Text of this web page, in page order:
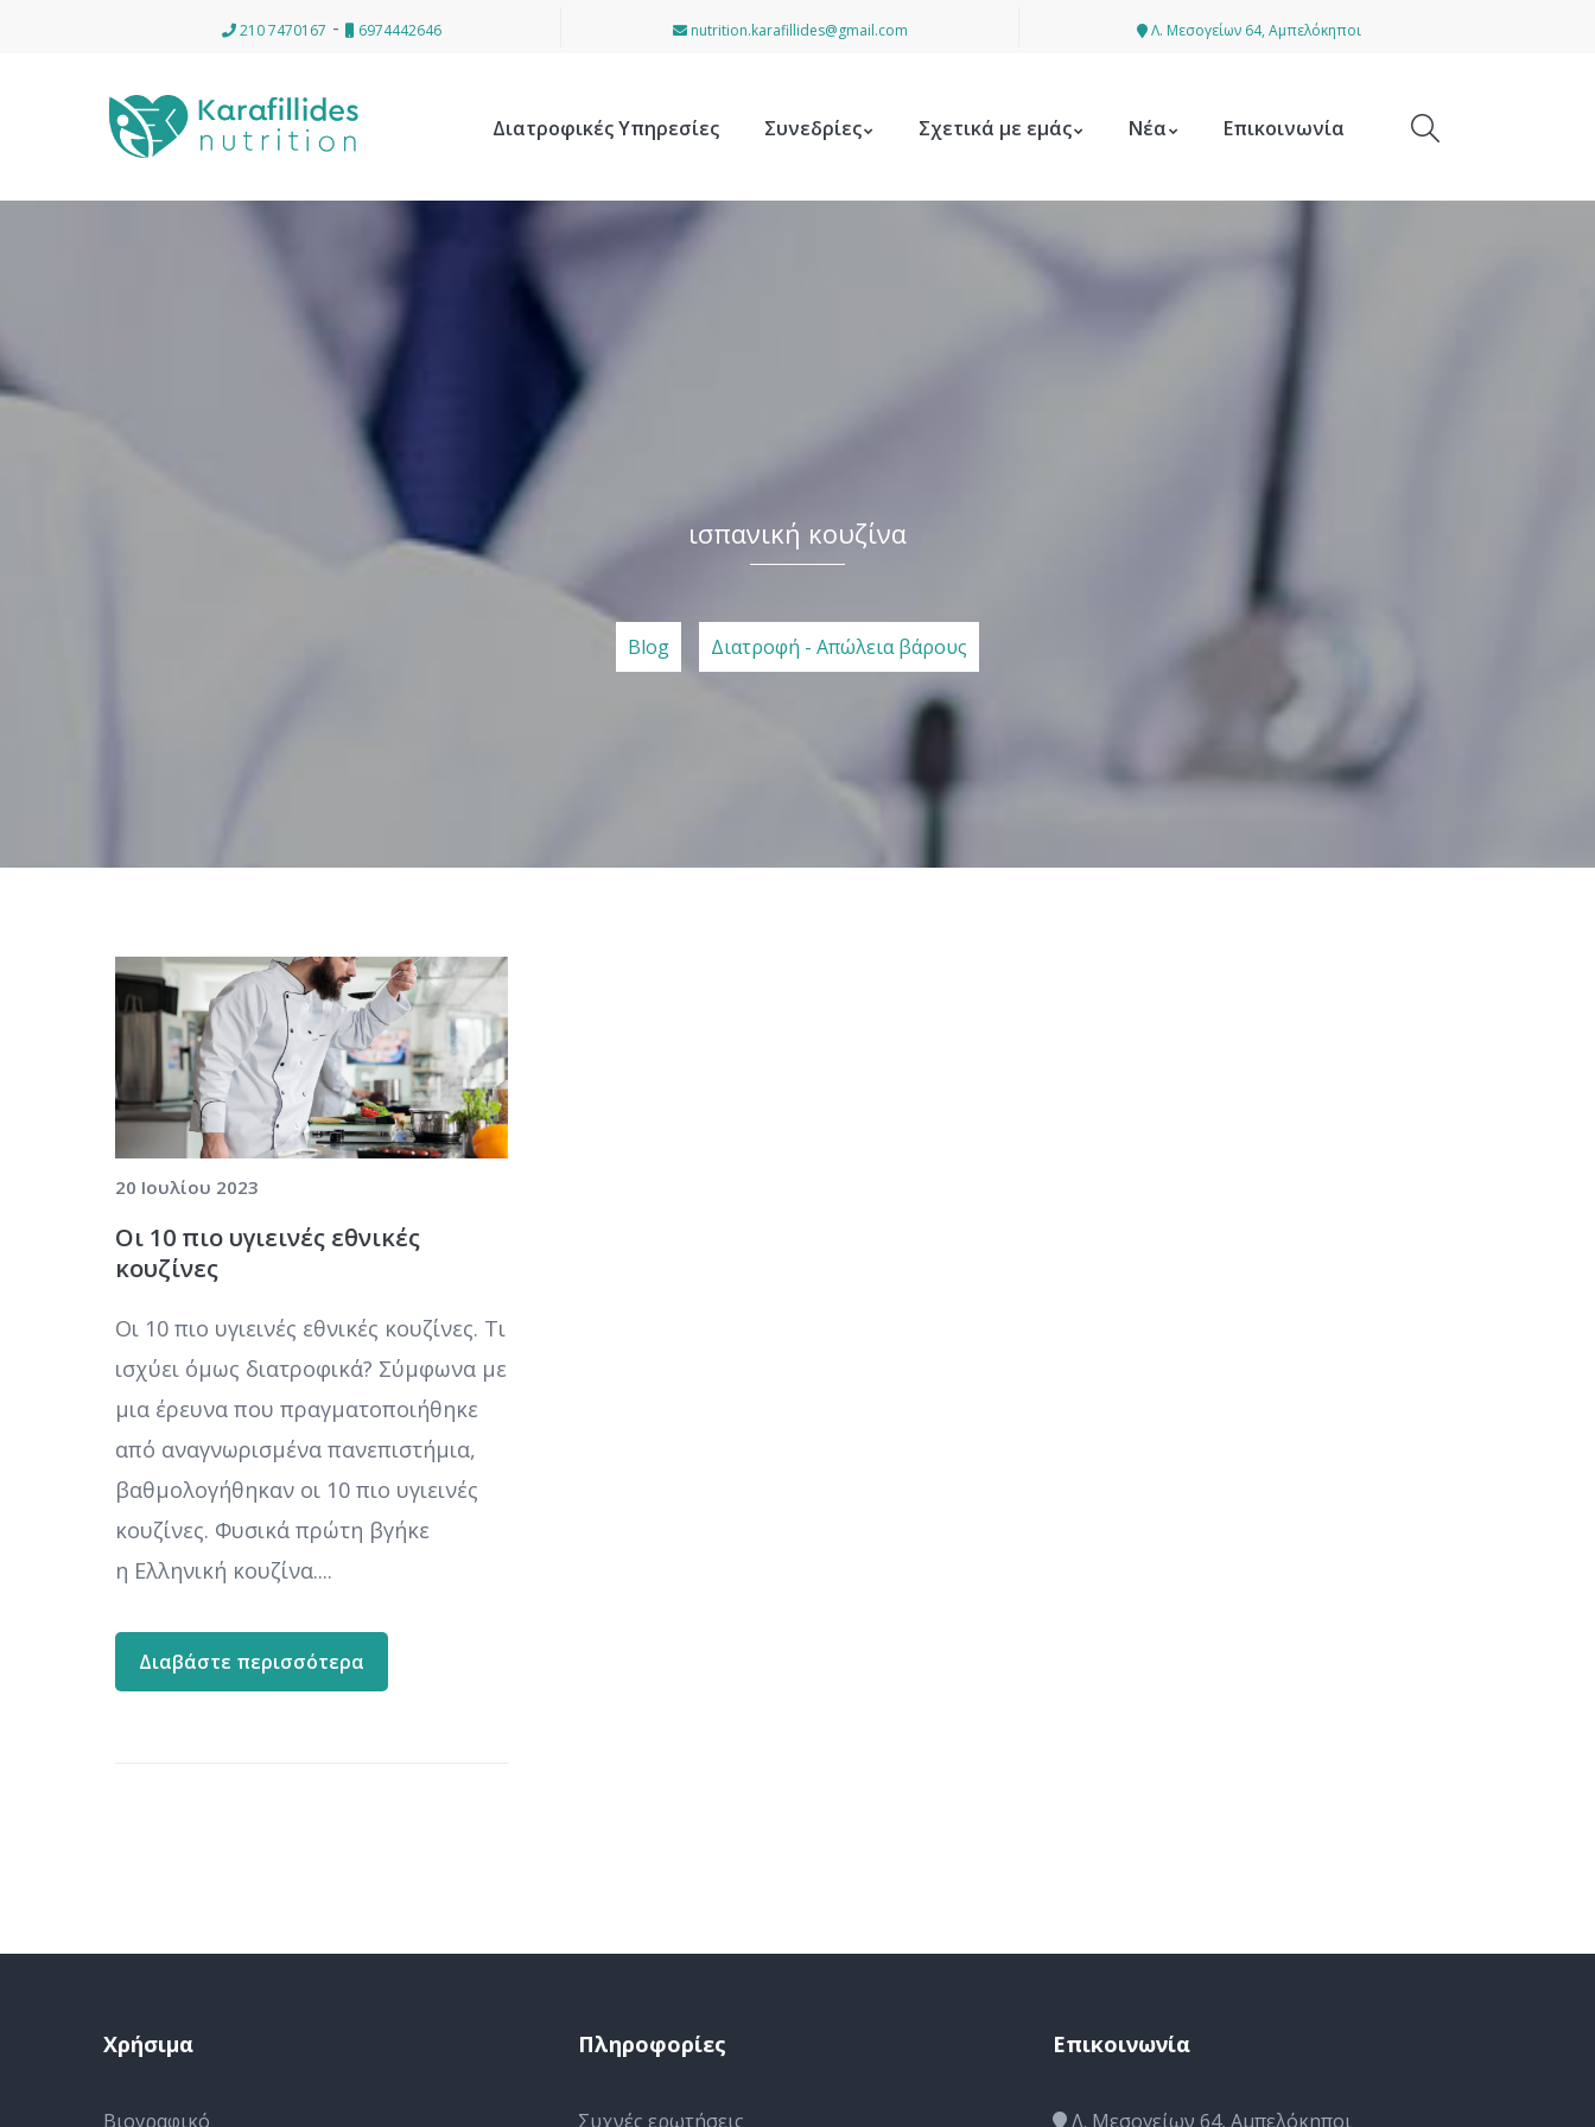
210 7470167 - 6974442646 nutrition.karafillides@gmail.com Λ. Μεσογείων 64, Αμπελόκηποι
Διατροφικές Υπηρεσίες Συνεδρίες Σχετικά με εμάς Νέα Επικοινωνία
ισπανική κουζίνα
Blog Διατροφή - Απώλεια βάρους
20 Ιουλίου 2023
Οι 10 πιο υγιεινές εθνικές
κουζίνες
Οι 10 πιο υγιεινές εθνικές κουζίνες. Τι
ισχύει όμως διατροφικά? Σύμφωνα με
μια έρευνα που πραγματοποιήθηκε
από αναγνωρισμένα πανεπιστήμια,
βαθμολογήθηκαν οι 10 πιο υγιεινές
κουζίνες. Φυσικά πρώτη βγήκε
η Ελληνική κουζίνα....
Διαβάστε περισσότερα
Χρήσιμα
Βιογραφικό
Πληροφορίες
Συχνές ερωτήσεις
Επικοινωνία
Λ. Μεσογείων 64, Αμπελόκηποι